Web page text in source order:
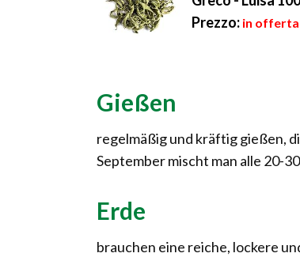
Prezzo: in offerta
Gießen
regelmäßig und kräftig gießen,
September mischt man alle 20-
Erde
brauchen eine reiche, lockere